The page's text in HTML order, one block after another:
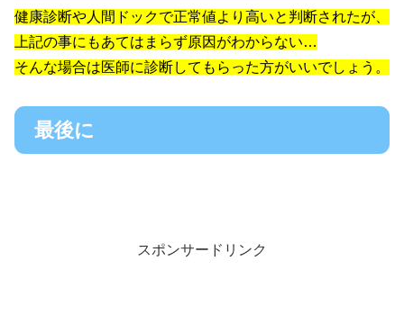
健康診断や人間ドックで正常値より高いと判断されたが、
上記の事にもあてはまらず原因がわからない…
そんな場合は医師に診断してもらった方がいいでしょう。
最後に
スポンサードリンク